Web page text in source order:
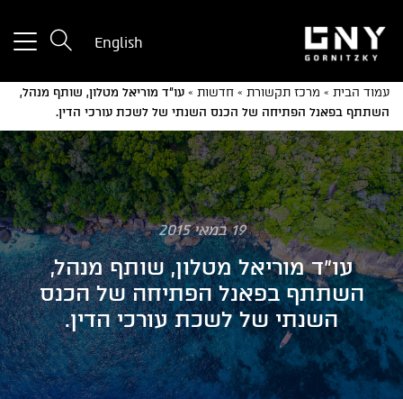
for
a
English
עמוד הבית » מרכז תקשורת » חדשות » עו"ד מוריאל מטלון, שותף מנהל,
השתתף בפאנל הפתיחה של הכנס השנתי של לשכת עורכי הדין.
19 במאי 2015
עו"ד מוריאל מטלון, שותף מנהל,
השתתף בפאנל הפתיחה של הכנס
השנתי של לשכת עורכי הדין.